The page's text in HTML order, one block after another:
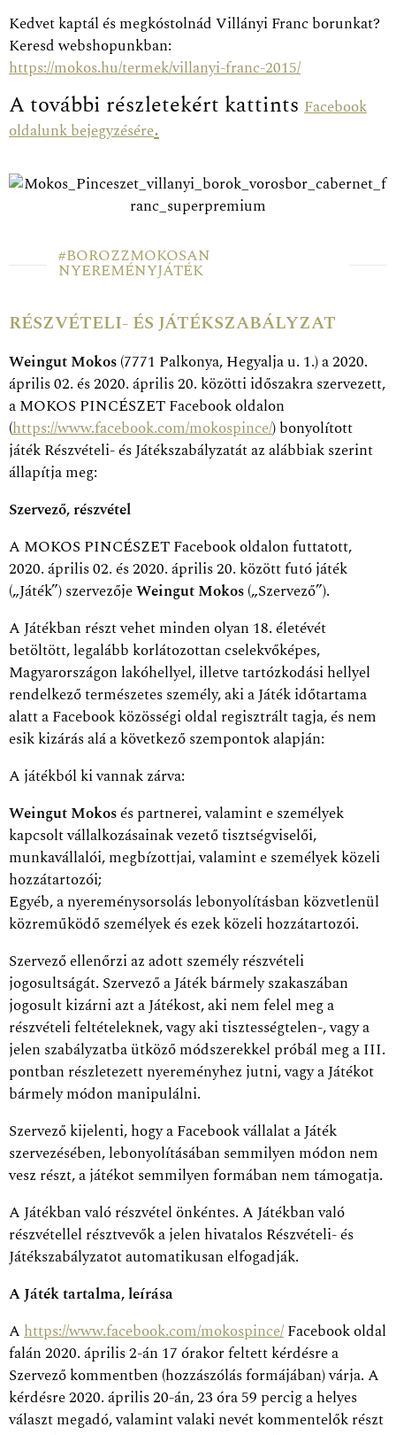
Kedvet kaptál és megkóstolnád Villányi Franc borunkat?
Keresd webshopunkban:
https://mokos.hu/termek/villanyi-franc-2015/
A további részletekért kattints Facebook
oldalunk bejegyzésére.
#BOROZZMOKOSAN
NYEREMÉNYJÁTÉK
RÉSZVÉTELI- ÉS JÁTÉKSZABÁLYZAT
Weingut Mokos(7771 Palkonya, Hegyalja u. 1.) a 2020.
április 02. és 2020. április 20. közötti időszakra szervezett,
a MOKOS PINCÉSZET Facebook oldalon
(https://www.facebook.com/mokospince/) bonyolított
játék Részvételi- és Játékszabályzatát az alábbiak szerint
állapítja meg:
Szervező, részvétel
A MOKOS PINCÉSZET Facebook oldalon futtatott,
2020. április 02. és 2020. április 20. között futó játék
(„Játék”) szervezőjeWeingut Mokos(„Szervező”).
A Játékban részt vehet minden olyan 18. életévét
betöltött, legalább korlátozottan cselekvőképes,
Magyarországon lakóhellyel, illetve tartózkodási hellyel
rendelkező természetes személy, aki a Játék időtartama
alatt a Facebook közösségi oldal regisztrált tagja, és nem
esik kizárás alá a következő szempontok alapján:
A játékból ki vannak zárva:
Weingut Mokosés partnerei, valamint e személyek
kapcsolt vállalkozásainak vezető tisztségviselői,
munkavállalói, megbízottjai, valamint e személyek közeli
hozzátartozói;
Egyéb, a nyereménysorsolás lebonyolításban közvetlenül
közreműködő személyek és ezek közeli hozzátartozói.
Szervező ellenőrzi az adott személy részvételi
jogosultságát. Szervező a Játék bármely szakaszában
jogosult kizárni azt a Játékost, aki nem felel meg a
részvételi feltételeknek, vagy aki tisztességtelen-, vagy a
jelen szabályzatba ütköző módszerekkel próbál meg a III.
pontban részletezett nyereményhez jutni, vagy a Játékot
bármely módon manipulálni.
Szervező kijelenti, hogy a Facebook vállalat a Játék
szervezésében, lebonyolításában semmilyen módon nem
vesz részt, a játékot semmilyen formában nem támogatja.
A Játékban való részvétel önkéntes. A Játékban való
részvétellel résztvevők a jelen hivatalos Részvételi- és
Játékszabályzatot automatikusan elfogadják.
A Játék tartalma, leírása
Ahttps://www.facebook.com/mokospince/Facebook oldal
falán 2020. április 2-án 17 órakor feltett kérdésre a
Szervező kommentben (hozzászólás formájában) várja. A
kérdésre 2020. április 20-án, 23 óra 59 percig a helyes
választ megadó, valamint valaki nevét kommentelők részt